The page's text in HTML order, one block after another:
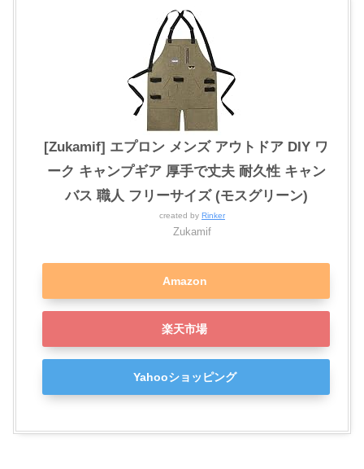
[Zukamif] エプロン メンズ アウトドア DIY ワ
ーク キャンプギア 厚手で丈夫 耐久性 キャン
バス 職人 フリーサイズ (モスグリーン)
created by Rinker
Zukamif
Amazon
楽天市場
Yahooショッピング